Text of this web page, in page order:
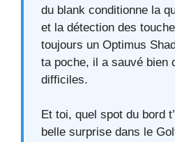
du blank conditionne la
et la détection des
toujours un Optimus
ta poche, il a sauvé bien
difficiles.
Et toi, quel spot du bord
belle surprise dans le